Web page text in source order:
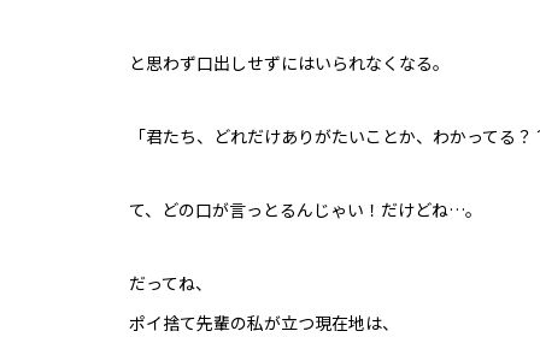
と思わず口出しせずにはいられなくなる。
「君たち、どれだけありがたいことか、わかってる？
て、どの口が言っとるんじゃい！だけどね…。
だってね、
ポイ捨て先輩の私が立つ現在地は、